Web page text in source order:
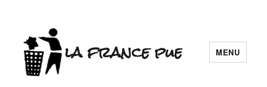
la france pue MENU